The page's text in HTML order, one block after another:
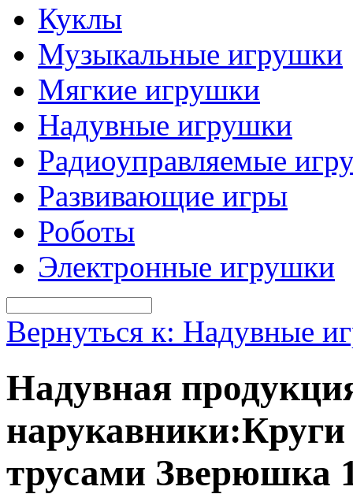
Куклы
Музыкальные игрушки
Мягкие игрушки
Надувные игрушки
Радиоуправляемые
Развивающие игры
Роботы
Электронные игрушки
Вернуться к: Надувные
Надувная
трусами Зверюшка